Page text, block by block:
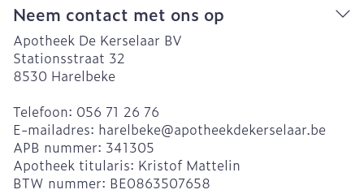
Neem contact met ons op
Apotheek De Kerselaar BV
Stationsstraat 32
8530 Harelbeke
Telefoon: 056 71 26 76
E-mailadres: harelbeke@apotheekdekerselaar.be
APB nummer: 341305
Apotheek titularis: Kristof Mattelin
BTW nummer: BE0863507658